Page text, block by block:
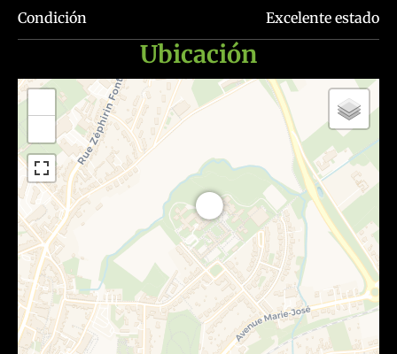
Condición Excelente estado
Ubicación